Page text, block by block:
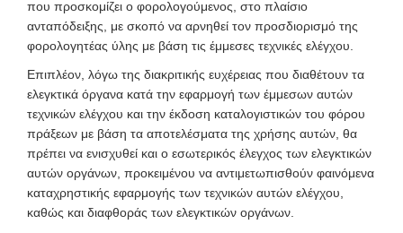
που προσκομίζει ο φορολογούμενος, στο πλαίσιο
ανταπόδειξης, με σκοπό να αρνηθεί τον προσδιορισμό της
φορολογητέας ύλης με βάση τις έμμεσες τεχνικές ελέγχου.
Επιπλέον, λόγω της διακριτικής ευχέρειας που διαθέτουν τα
ελεγκτικά όργανα κατά την εφαρμογή των έμμεσων αυτών
τεχνικών ελέγχου και την έκδοση καταλογιστικών του φόρου
πράξεων με βάση τα αποτελέσματα της χρήσης αυτών, θα
πρέπει να ενισχυθεί και ο εσωτερικός έλεγχος των ελεγκτικών
αυτών οργάνων, προκειμένου να αντιμετωπισθούν φαινόμενα
καταχρηστικής εφαρμογής των τεχνικών αυτών ελέγχου,
καθώς και διαφθοράς των ελεγκτικών οργάνων.